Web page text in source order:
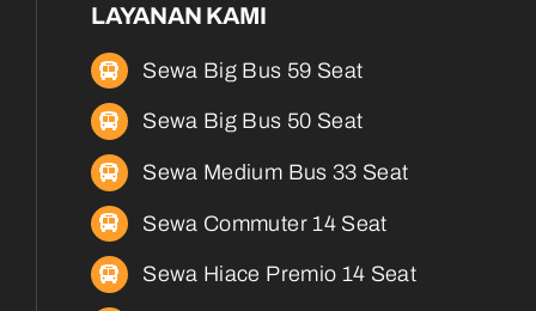
LAYANAN KAMI
Sewa Big Bus 59 Seat
Sewa Big Bus 50 Seat
Sewa Medium Bus 33 Seat
Sewa Commuter 14 Seat
Sewa Hiace Premio 14 Seat